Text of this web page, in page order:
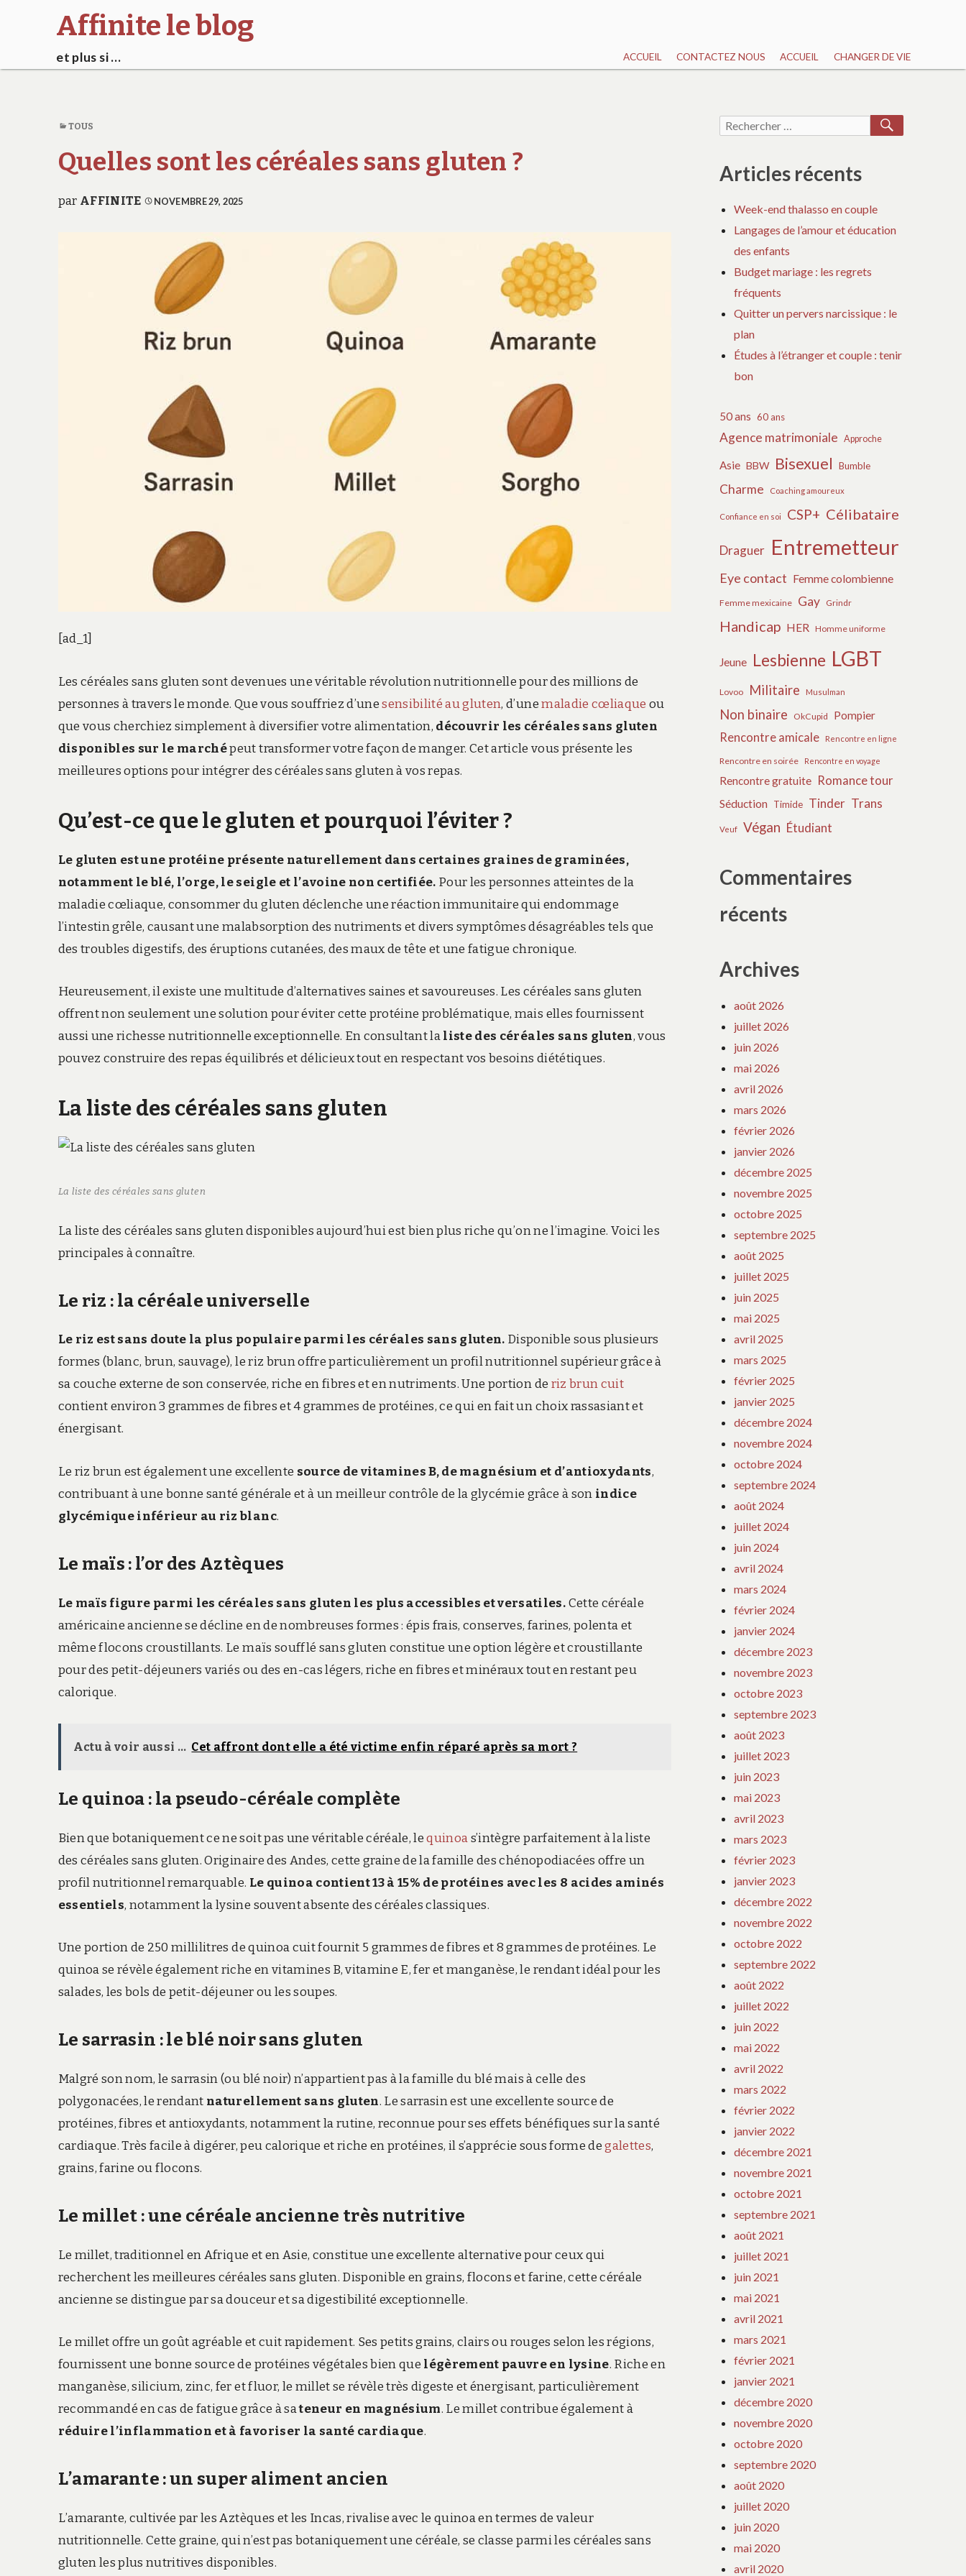
Affinite le blog
et plus si … ACCUEIL CONTACTEZ NOUS ACCUEIL CHANGER DE VIE
TOUS
Quelles sont les céréales sans gluten ?
par AFFINITE NOVEMBRE 29, 2025
[ad_1]
Les céréales sans gluten sont devenues une véritable révolution nutritionnelle pour des millions de
personnes à travers le monde. Que vous souffriez d’unesensibilité au gluten, d’unemaladie cœliaque ou
que vous cherchiez simplement à diversifier votre alimentation, découvrir les céréales sans gluten
disponibles sur le marchépeut transformer votre façon de manger. Cet article vous présente les
meilleures options pour intégrer des céréales sans gluten à vos repas.
Qu’est-ce que le gluten et pourquoi l’éviter ?
Le gluten est une protéine présente naturellement dans certaines graines de graminées,
notamment le blé, l’orge, le seigle et l’avoine non certifiée. Pour les personnes atteintes de la
maladie cœliaque, consommer du gluten déclenche une réaction immunitaire qui endommage
l’intestin grêle, causant une malabsorption des nutriments et divers symptômes désagréables tels que
des troubles digestifs, des éruptions cutanées, des maux de tête et une fatigue chronique.
Heureusement, il existe une multitude d’alternatives saines et savoureuses. Les céréales sans gluten
offrent non seulement une solution pour éviter cette protéine problématique, mais elles fournissent
aussi une richesse nutritionnelle exceptionnelle. En consultant laliste des céréales sans gluten, vous
pouvez construire des repas équilibrés et délicieux tout en respectant vos besoins diététiques.
La liste des céréales sans gluten
La liste des céréales sans gluten
La liste des céréales sans gluten disponibles aujourd’hui est bien plus riche qu’on ne l’imagine. Voici les
principales à connaître.
Le riz : la céréale universelle
Le riz est sans doute la plus populaire parmi les céréales sans gluten. Disponible sous plusieurs
formes (blanc, brun, sauvage), le riz brun offre particulièrement un profil nutritionnel supérieur grâce à
sa couche externe de son conservée, riche en fibres et en nutriments. Une portion de riz brun cuit
contient environ 3 grammes de fibres et 4 grammes de protéines, ce qui en fait un choix rassasiant et
énergisant.
Le riz brun est également une excellente source de vitamines B, de magnésium et d’antioxydants,
contribuant à une bonne santé générale et à un meilleur contrôle de la glycémie grâce à son indice
glycémique inférieur au riz blanc.​
Le maïs : l’or des Aztèques
Le maïs figure parmi les céréales sans gluten les plus accessibles et versatiles.Cette céréale
américaine ancienne se décline en de nombreuses formes : épis frais, conserves, farines, polenta et
même flocons croustillants. Le maïs soufflé sans gluten constitue une option légère et croustillante
pour des petit-déjeuners variés ou des en-cas légers, riche en fibres et minéraux tout en restant peu
calorique.​
Actu à voir aussi ... Cet affront dont elle a été victime enfin réparé après sa mort ?
Le quinoa : la pseudo-céréale complète
Bien que botaniquement ce ne soit pas une véritable céréale, lequinoas’intègre parfaitement à la liste
des céréales sans gluten. Originaire des Andes, cette graine de la famille des chénopodiacées offre un
profil nutritionnel remarquable. Le quinoa contient 13 à 15% de protéines avec les 8 acides aminés
essentiels, notamment la lysine souvent absente des céréales classiques.
Une portion de 250 millilitres de quinoa cuit fournit 5 grammes de fibres et 8 grammes de protéines. Le
quinoa se révèle également riche en vitamines B, vitamine E, fer et manganèse, le rendant idéal pour les
salades, les bols de petit-déjeuner ou les soupes.​
Le sarrasin : le blé noir sans gluten
Malgré son nom, le sarrasin (ou blé noir) n’appartient pas à la famille du blé mais à celle des
polygonacées, le rendant naturellement sans gluten. Le sarrasin est une excellente source de
protéines, fibres et antioxydants, notamment la rutine, reconnue pour ses effets bénéfiques sur la santé
cardiaque. Très facile à digérer, peu calorique et riche en protéines, il s’apprécie sous forme degalettes,
grains, farine ou flocons.​
Le millet : une céréale ancienne très nutritive
Le millet, traditionnel en Afrique et en Asie, constitue une excellente alternative pour ceux qui
recherchent les meilleures céréales sans gluten. Disponible en grains, flocons et farine, cette céréale
ancienne se distingue par sa douceur et sa digestibilité exceptionnelle.
Le millet offre un goût agréable et cuit rapidement. Ses petits grains, clairs ou rouges selon les régions,
fournissent une bonne source de protéines végétales bien que légèrement pauvre en lysine. Riche en
manganèse, silicium, zinc, fer et fluor, le millet se révèle très digeste et énergisant, particulièrement
recommandé en cas de fatigue grâce à sateneur en magnésium. Le millet contribue également à
réduire l’inflammation et à favoriser la santé cardiaque.​
L’amarante : un super aliment ancien
L’amarante, cultivée par les Aztèques et les Incas, rivalise avec le quinoa en termes de valeur
nutritionnelle. Cette graine, qui n’est pas botaniquement une céréale, se classe parmi les céréales sans
gluten les plus nutritives disponibles.
Recherche
Articles récents
Week-end thalasso en couple
Langages de l’amour et éducation
des enfants
Budget mariage : les regrets
fréquents
Quitter un pervers narcissique : le
plan
Études à l’étranger et couple : tenir
bon
50 ans 60 ans
Agence matrimoniale Approche
Asie BBW Bisexuel Bumble
Charme Coaching amoureux
Confiance en soi CSP+ Célibataire
Draguer Entremetteur
Eye contact Femme colombienne
Femme mexicaine Gay Grindr
Handicap HER Homme uniforme
Jeune Lesbienne LGBT
Lovoo Militaire Musulman
Non binaire OkCupid Pompier
Rencontre amicale Rencontre en ligne
Rencontre en soirée Rencontre en voyage
Rencontre gratuite Romance tour
Séduction Timide Tinder Trans
Veuf Végan Étudiant
Commentaires
récents
Archives
août 2026
juillet 2026
juin 2026
mai 2026
avril 2026
mars 2026
février 2026
janvier 2026
décembre 2025
novembre 2025
octobre 2025
septembre 2025
août 2025
juillet 2025
juin 2025
mai 2025
avril 2025
mars 2025
février 2025
janvier 2025
décembre 2024
novembre 2024
octobre 2024
septembre 2024
août 2024
juillet 2024
juin 2024
avril 2024
mars 2024
février 2024
janvier 2024
décembre 2023
novembre 2023
octobre 2023
septembre 2023
août 2023
juillet 2023
juin 2023
mai 2023
avril 2023
mars 2023
février 2023
janvier 2023
décembre 2022
novembre 2022
octobre 2022
septembre 2022
août 2022
juillet 2022
juin 2022
mai 2022
avril 2022
mars 2022
février 2022
janvier 2022
décembre 2021
novembre 2021
octobre 2021
septembre 2021
août 2021
juillet 2021
juin 2021
mai 2021
avril 2021
mars 2021
février 2021
janvier 2021
décembre 2020
novembre 2020
octobre 2020
septembre 2020
août 2020
juillet 2020
juin 2020
mai 2020
avril 2020